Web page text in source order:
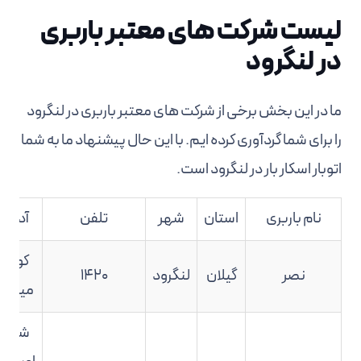
لیست شرکت های معتبر باربری
در لنگرود
ما در این بخش برخی از شرکت های معتبر باربری در لنگرود
را برای شما گردآوری کرده ایم. با این حال پیشنهاد ما به شما
اتوبار اسکار بار در لنگرود است.
نام باربری استان شهر تلفن
نصر گیلان لنگرود ۱۴۲۰